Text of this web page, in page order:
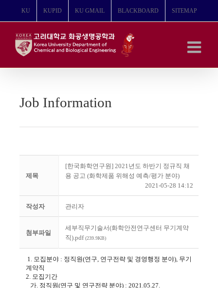
뛰
KU KUPID KU GMAIL BLACKBOARD SITEMAP
Job Information
제목
[한국화학연구원] 2021년도 하반기 정규직 채
용 공고 (화학제품 위해성 예측/평가 분야)
2021-05-28 14:12
작성자 관리자
첨부파일
세부직무기술서(화학안전연구센터 무기계약
직).pdf(239.9KB)
1. 모집분야 : 정직원(연구, 연구전략 및 경영행정 분야), 무기
계약직
2. 모집기간
가. 정직원(연구 및 연구전략 분야) : 2021.05.27.